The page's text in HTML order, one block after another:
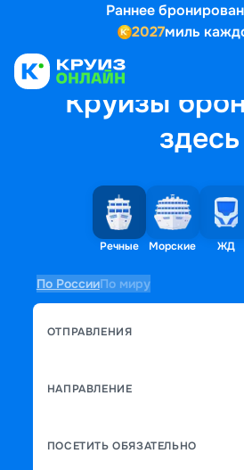
Раннее
2027миль
Круизы
здесь
Речные Морские ЖД
По РоссииПо миру
ОТПРАВЛЕНИЯ
НАПРАВЛЕНИЕ
ПОСЕТИТЬ ОБЯЗАТЕЛЬНО